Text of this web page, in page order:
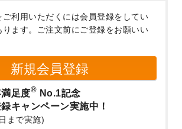
ご利用いただくには会員登録をしてい
ます。
ご注文前にご登録をお願いい
新規会員登録
足度® No.1記念
キャンペーン実施中！
まで実施)